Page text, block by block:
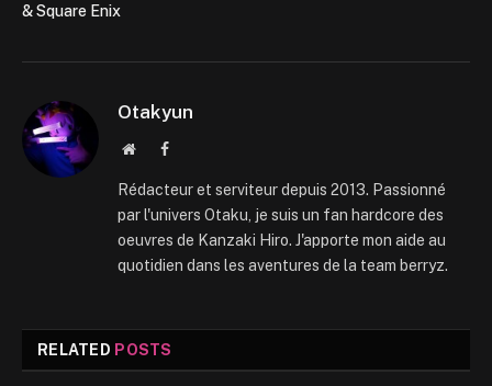
& Square Enix
Otakyun
WebsiteFacebook
Rédacteur et serviteur depuis 2013. Passionné
par l'univers Otaku, je suis un fan hardcore des
oeuvres de Kanzaki Hiro. J'apporte mon aide au
quotidien dans les aventures de la team berryz.
RELATED POSTS